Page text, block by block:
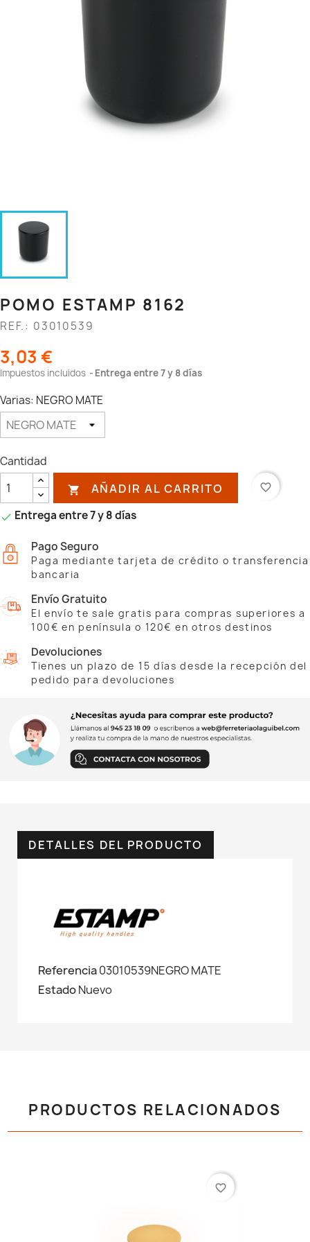
POMO ESTAMP 8162
REF.: 03010539
3,03 €
Impuestos incluidos Entrega entre 7 y 8 días
Varias: NEGRO MATE
Cantidad
 AÑADIR AL CARRITO favorite_border
 Entrega entre 7 y 8 días
Pago Seguro
Paga mediante tarjeta de crédito o transferencia
bancaria
Envío Gratuito
El envío te sale gratis para compras superiores a
100€ en península o 120€ en otros destinos
Devoluciones
Tienes un plazo de 15 días desde la recepción del
pedido para devoluciones
DETALLES DEL PRODUCTO
Referencia03010539NEGRO MATE
EstadoNuevo
PRODUCTOS RELACIONADOS
favorite_border